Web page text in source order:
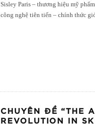
Sisley Paris – thương hiệu mỹ
công nghệ tiên tiến – chính thức
CHUYÊN ĐỀ “THE
REVOLUTION IN